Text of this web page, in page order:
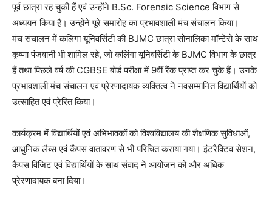
पूर्व छात्रा रह चुकी हैं एवं उन्होंने B.Sc. Forensic Science विभाग से
अध्ययन किया है। उन्होंने पूरे समारोह का प्रभावशाली मंच संचालन किया।
मंच संचालन में कलिंगा यूनिवर्सिटी की BJMC छात्रा सोनालिका मॉन्टेरो के साथ
कृष्णा पंजवानी भी शामिल रहे, जो कलिंगा यूनिवर्सिटी के BJMC विभाग के छात्र
हैं तथा पिछले वर्ष की CGBSE बोर्ड परीक्षा में 9वीं रैंक प्राप्त कर चुके हैं। उनके
प्रभावशाली मंच संचालन एवं प्रेरणादायक व्यक्तित्व ने नवसम्मानित विद्यार्थियों को
उत्साहित एवं प्रेरित किया।
कार्यक्रम में विद्यार्थियों एवं अभिभावकों को विश्वविद्यालय की शैक्षणिक सुविधाओं,
आधुनिक लैब्स एवं कैंपस वातावरण से भी परिचित कराया गया। इंटरैक्टिव सेशन,
कैंपस विजिट एवं विद्यार्थियों के साथ संवाद ने आयोजन को और अधिक
प्रेरणादायक बना दिया।